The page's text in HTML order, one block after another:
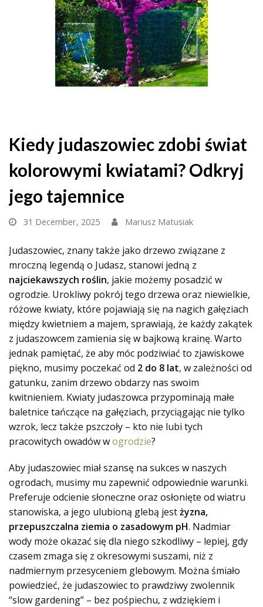
Kiedy judaszowiec zdobi świat
kolorowymi kwiatami? Odkryj
jego tajemnice
31 December, 2025 Mariusz Matusiak
Judaszowiec, znany także jako drzewo związane z
mroczną legendą o Judasz, stanowi jedną z
najciekawszych roślin, jakie możemy posadzić w
ogrodzie. Urokliwy pokrój tego drzewa oraz niewielkie,
różowe kwiaty, które pojawiają się na nagich gałęziach
między kwietniem a majem, sprawiają, że każdy zakątek
z judaszowcem zamienia się w bajkową krainę. Warto
jednak pamiętać, że aby móc podziwiać to zjawiskowe
piękno, musimy poczekać od 2 do 8 lat, w zależności od
gatunku, zanim drzewo obdarzy nas swoim
kwitnieniem. Kwiaty judaszowca przypominają małe
baletnice tańczące na gałęziach, przyciągając nie tylko
wzrok, lecz także pszczoły – kto nie lubi tych
pracowitych owadów wogrodzie?
Aby judaszowiec miał szansę na sukces w naszych
ogrodach, musimy mu zapewnić odpowiednie warunki.
Preferuje odcienie słoneczne oraz osłonięte od wiatru
stanowiska, a jego ulubioną glebą jestżyzna,
przepuszczalna ziemia o zasadowym pH. Nadmiar
wody może okazać się dla niego szkodliwy – lepiej, gdy
czasem zmaga się z okresowymi suszami, niż z
nadmiernym przesyceniem glebowym. Można śmiało
powiedzieć, że judaszowiec to prawdziwy zwolennik
“slow gardening” – bez pośpiechu, z wdziękiem i